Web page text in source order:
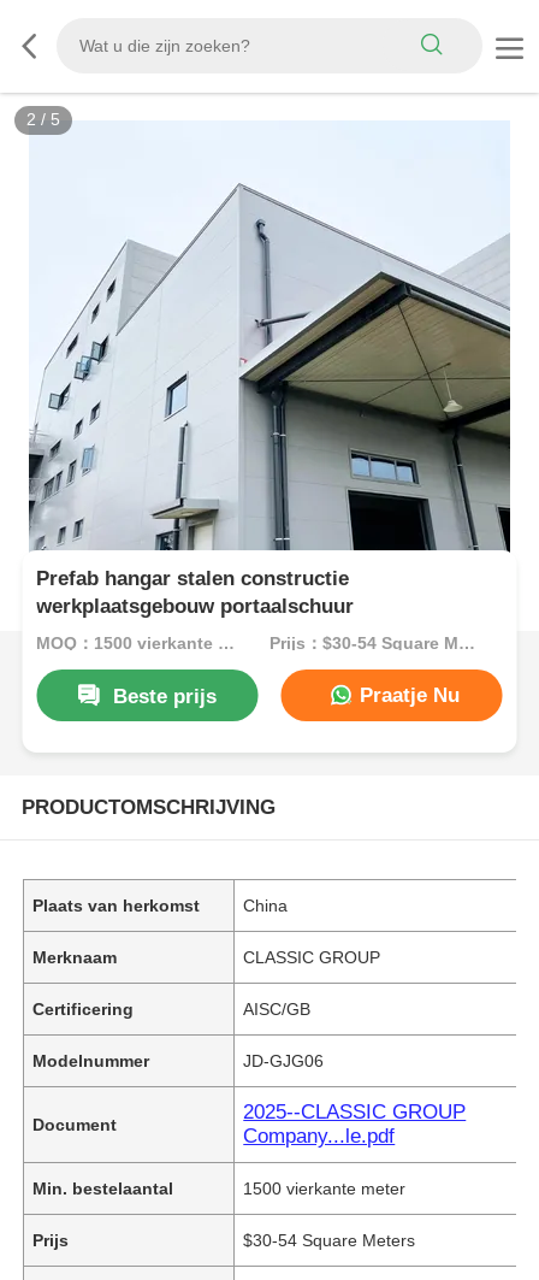
2 / 5
Prefab hangar stalen constructie
werkplaatsgebouw portaalschuur
MOQ：1500 vierkante meter Prijs：$30-54 Square Meters
Beste prijs Praatje Nu
PRODUCTOMSCHRIJVING
Plaats van herkomst China
Merknaam CLASSIC GROUP
Certificering AISC/GB
Modelnummer JD-GJG06
Document
2025--CLASSIC GROUP
Company...le.pdf
Min. bestelaantal 1500 vierkante meter
Prijs $30-54 Square Meters